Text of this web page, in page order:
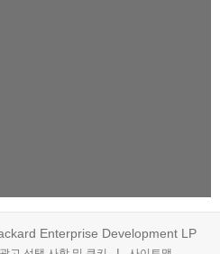
Enterprise Development LP